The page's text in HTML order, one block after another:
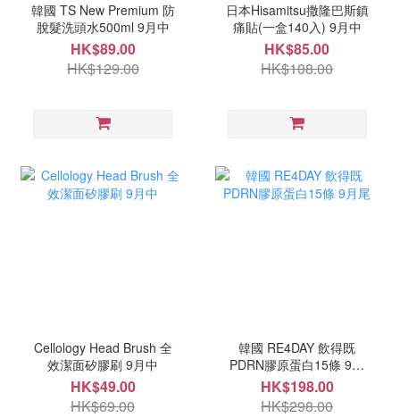
韓國 TS New Premium 防
脫髮洗頭水500ml 9月中
HK$89.00
HK$129.00
日本Hisamitsu撒隆巴斯鎮
痛貼(一盒140入) 9月中
HK$85.00
HK$108.00
Cellology Head Brush 全
效潔面矽膠刷 9月中
HK$49.00
HK$69.00
韓國 RE4DAY 飲得既
PDRN膠原蛋白15條 9月
尾
HK$198.00
HK$298.00